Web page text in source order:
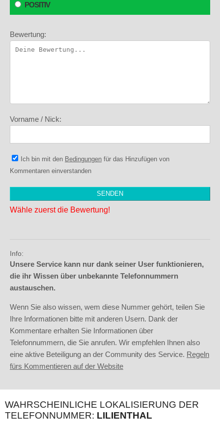
POSITIV
Bewertung:
Vorname / Nick:
Ich bin mit den Bedingungen für das Hinzufügen von
Kommentaren einverstanden
Wähle zuerst die Bewertung!
Info:
Unsere Service kann nur dank seiner User funktionieren,
die ihr Wissen über unbekannte Telefonnummern
austauschen.
Wenn Sie also wissen, wem diese Nummer gehört, teilen Sie
Ihre Informationen bitte mit anderen Usern. Dank der
Kommentare erhalten Sie Informationen über
Telefonnummern, die Sie anrufen. Wir empfehlen Ihnen also
eine aktive Beteiligung an der Community des Service. Regeln
fürs Kommentieren auf der Website
WAHRSCHEINLICHE LOKALISIERUNG DER
TELEFONNUMMER: LILIENTHAL